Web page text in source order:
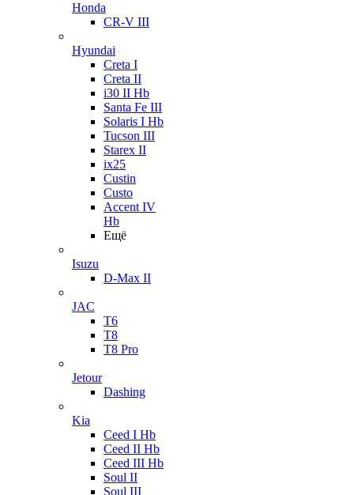
Honda
CR-V III
Hyundai
Creta I
Creta II
i30 II Hb
Santa Fe III
Solaris I Hb
Tucson III
Starex II
ix25
Custin
Custo
Accent IV
Hb
Ещё
Isuzu
D-Max II
JAC
T6
T8
T8 Pro
Jetour
Dashing
Kia
Ceed I Hb
Ceed II Hb
Ceed III Hb
Soul II
Soul III